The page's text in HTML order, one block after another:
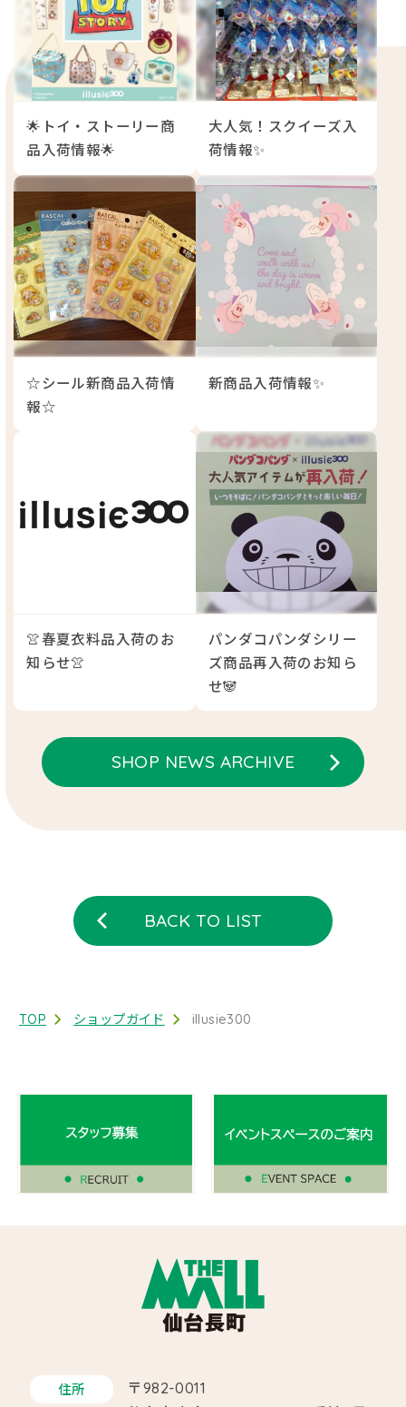
🌟トイ・ストーリー商
品入荷情報🌟
大人気！スクイーズ入
荷情報✨
☆シール新商品入荷情
報☆
新商品入荷情報✨
👚春夏衣料品入荷のお
知らせ👚
パンダコパンダシリー
ズ商品再入荷のお知ら
せ🐼
SHOP NEWS ARCHIVE
BACK TO LIST
TOP ショップガイド illusie300
住所
〒982-0011